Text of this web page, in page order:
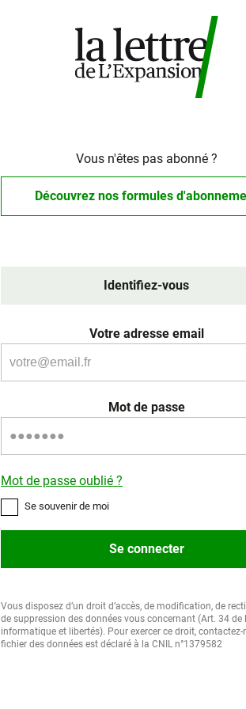
Vous n'êtes pas abonné ?
Découvrez nos formules
Identifiez-vous
Votre adresse email
Mot de passe
Mot de passe oublié ?
Se souvenir de moi
Se connecter
Vous disposez d’un droit d’accès, de modification, de
de suppression des données vous concernant (Art. 34 de
informatique et libertés). Pour exercer ce droit, contactez-
fichier des données est déclaré à la CNIL n°1379582